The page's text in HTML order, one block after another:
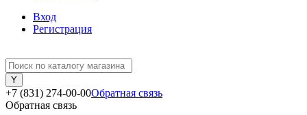
Вход
Регистрация
+7 (831) 274-00-00Обратная связь
Обратная связь